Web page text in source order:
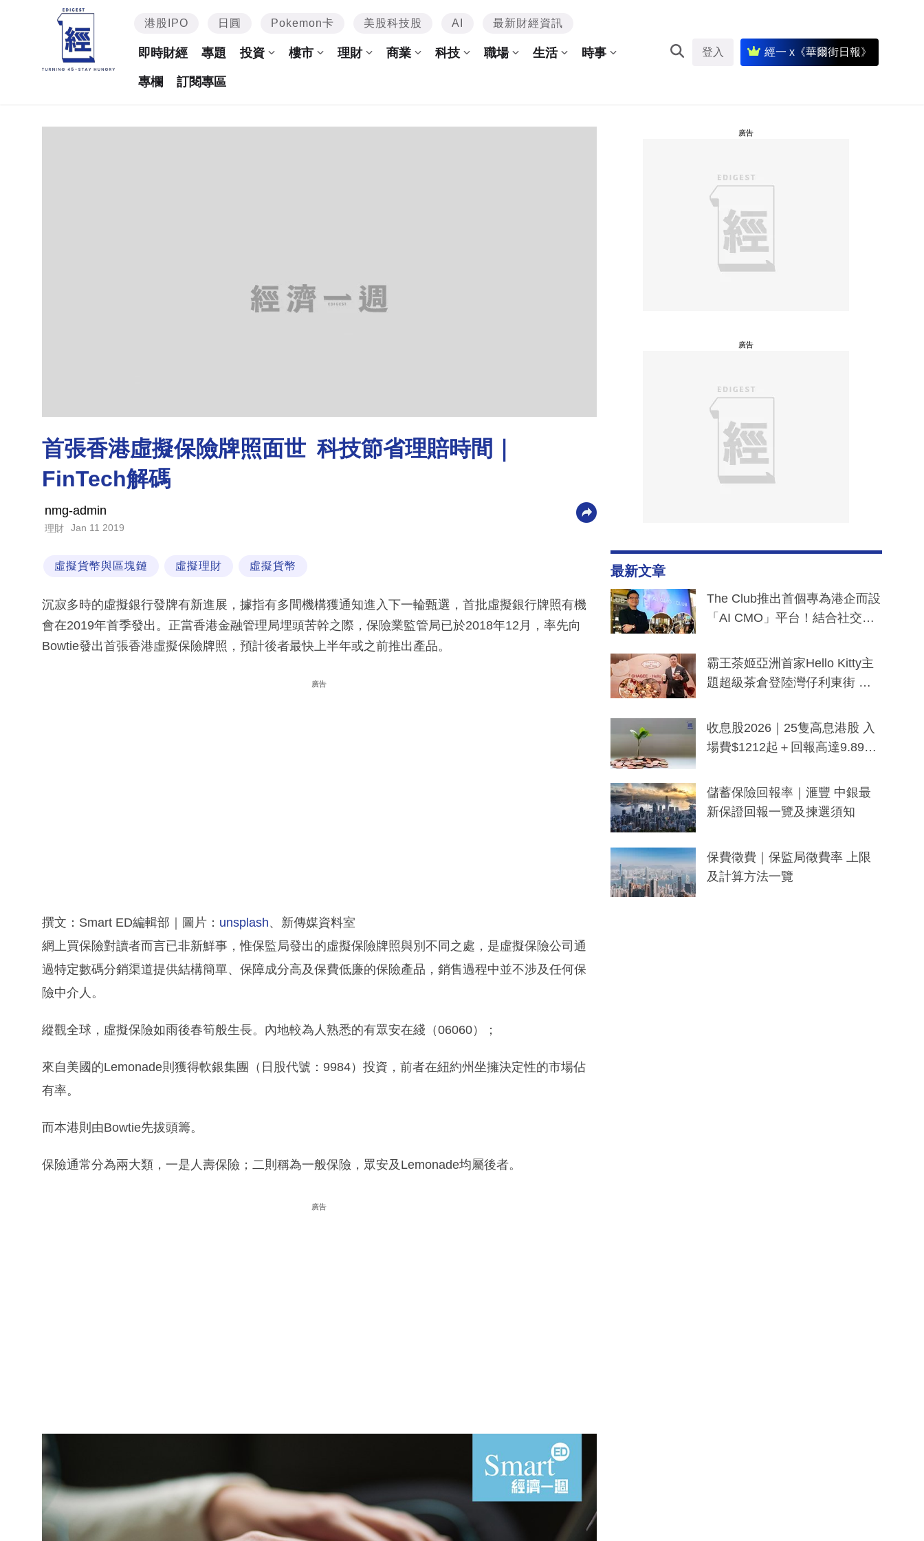
港股IPO 日圓 Pokemon卡 美股科技股 AI 最新財經資訊
即時財經 專題 投資 樓市 理財 商業 科技 職場 生活 時事
專欄 訂閱專區
登入 經一 x《華爾街日報》
首張香港虛擬保險牌照面世 科技節省理賠時間｜
FinTech解碼
nmg-admin
理財 Jan 11 2019
虛擬貨幣與區塊鏈 虛擬理財 虛擬貨幣
沉寂多時的虛擬銀行發牌有新進展，據指有多間機構獲通知進入下一輪甄選，首批虛擬銀行牌照有機
會在2019年首季發出。正當香港金融管理局埋頭苦幹之際，保險業監管局已於2018年12月，率先向
Bowtie發出首張香港虛擬保險牌照，預計後者最快上半年或之前推出產品。
廣告
撰文：Smart ED編輯部｜圖片： unsplash、新傳媒資料室
網上買保險對讀者而言已非新鮮事，惟保監局發出的虛擬保險牌照與別不同之處，是虛擬保險公司通
過特定數碼分銷渠道提供結構簡單、保障成分高及保費低廉的保險產品，銷售過程中並不涉及任何保
險中介人。
縱觀全球，虛擬保險如雨後春筍般生長。內地較為人熟悉的有眾安在綫（06060）；
來自美國的Lemonade則獲得軟銀集團（日股代號：9984）投資，前者在紐約州坐擁決定性的市場佔
有率。
而本港則由Bowtie先拔頭籌。
保險通常分為兩大類，一是人壽保險；二則稱為一般保險，眾安及Lemonade均屬後者。
廣告
廣告
廣告
最新文章
The Club推出首個專為港企而設
「AI CMO」平台！結合社交聆
分鐘生成「貼地」宣傳短片
霸王茶姬亞洲首家Hello Kitty主
題超級茶倉登陸灣仔利東街 推
y及香港限定特調系列
收息股2026｜25隻高息港股 入
場費$1212起＋回報高達9.89
儲蓄保險回報率｜滙豐 中銀最
新保證回報一覽及揀選須知
保費徵費｜保監局徵費率 上限
及計算方法一覽